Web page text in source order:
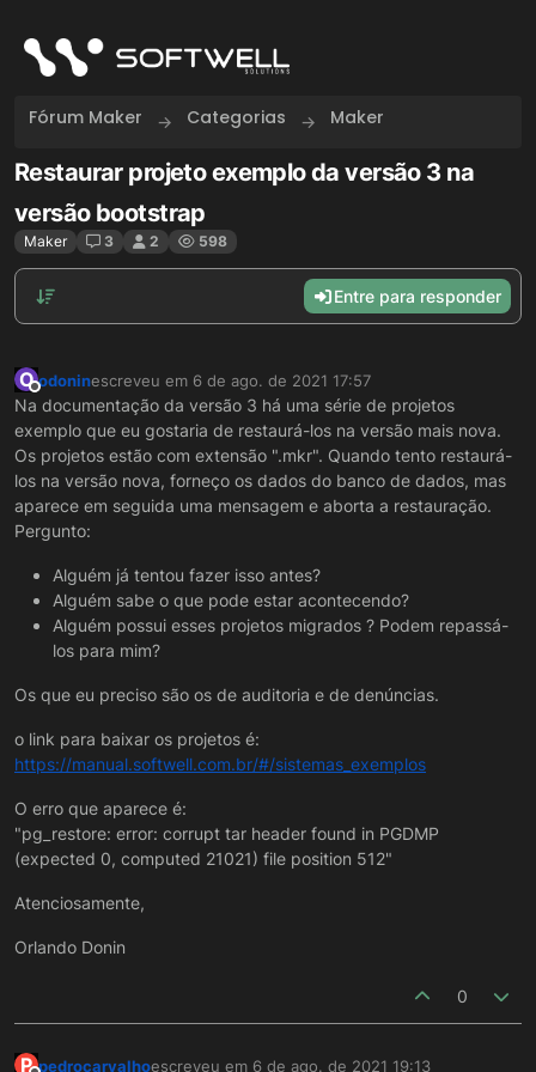
Fórum Maker Categorias Maker
Restaurar projeto exemplo da versão 3 na
versão bootstrap
Maker 3 2 598
Entre para responder
O
Offline
odoninescreveu em 6 de ago. de 2021 17:57
última edição por
Na documentação da versão 3 há uma série de projetos
exemplo que eu gostaria de restaurá-los na versão mais nova.
Os projetos estão com extensão ".mkr". Quando tento restaurá-
los na versão nova, forneço os dados do banco de dados, mas
aparece em seguida uma mensagem e aborta a restauração.
Pergunto:
Alguém já tentou fazer isso antes?
Alguém sabe o que pode estar acontecendo?
Alguém possui esses projetos migrados ? Podem repassá-
los para mim?
Os que eu preciso são os de auditoria e de denúncias.
o link para baixar os projetos é:
https://manual.softwell.com.br/#/sistemas_exemplos
O erro que aparece é:
"pg_restore: error: corrupt tar header found in PGDMP
(expected 0, computed 21021) file position 512"
Atenciosamente,
Orlando Donin
0
P pedrocarvalhoescreveu em 6 de ago. de 2021 19:13